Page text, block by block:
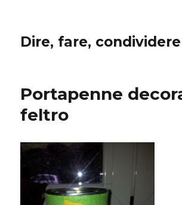
Dire, fare, condividere
Portapenne
feltro